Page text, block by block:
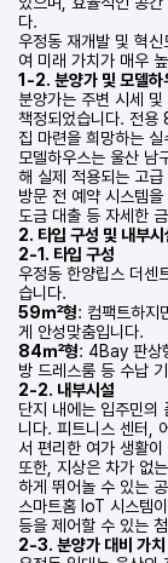
다.
우정동 재개발 및 혁
여 미래 가치가 매우
1-2. 분양가 및 모델하
분양가는 주변 시세
책정되었습니다. 전용
집 마련을 희망하는
모델하우스는 울산 남
해 실제 적용되는 고
방문 전 예약 시스템
도금 대출 등 자세한
2. 타입 구성 및 내부시
2-1. 타입 구성
우정동 한양립스 더센
습니다.
59㎡형: 컴팩트하지
게 안성맞춤입니다.
84㎡형: 4Bay 판상
방 드레스룸 등 수납
2-2. 내부시설
단지 내에는 입주민의
니다. 피트니스 센터,
서 편리한 여가 생활이
또한, 지상은 차가 없
하게 뛰어놀 수 있는
스마트홈 IoT 시스템
등을 제어할 수 있는
2-3. 분양가 대비 가치